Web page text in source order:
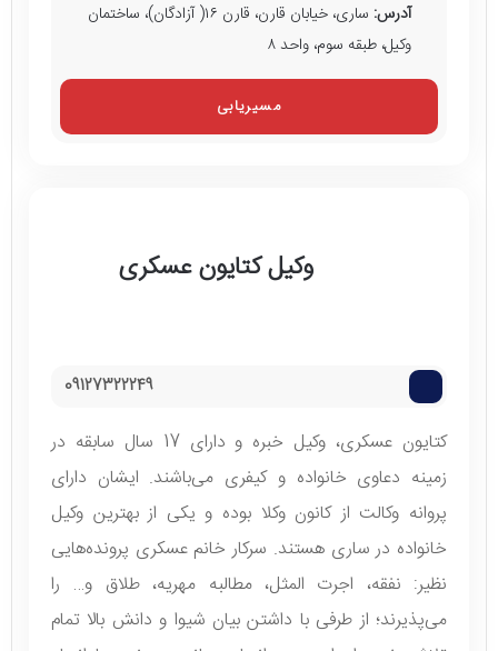
آدرس:
ساری، خیابان قارن، قارن ۱۶( آزادگان)، ساختمان
وکیل، طبقه سوم، واحد ۸
مسیریابی
وکیل کتایون عسکری
09127322249
کتایون عسکری، وکیل خبره و دارای 17 سال سابقه در
زمینه دعاوی خانواده و کیفری می‌باشند. ایشان دارای
پروانه وکالت از کانون وکلا بوده و یکی از بهترین وکیل
خانواده در ساری هستند. سرکار خانم عسکری پرونده‌هایی
نظیر: نفقه، اجرت المثل، مطالبه مهریه، طلاق و… را
می‌پذیرند؛ از طرفی با داشتن بیان شیوا و دانش بالا تمام